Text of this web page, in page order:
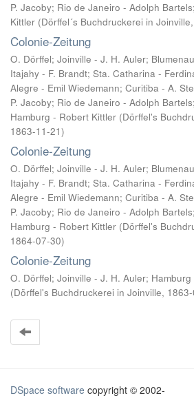
P. Jacoby; Rio de Janeiro - Adolph
Kittler (Dörffel´s Buchdruckerei in Joinville,
Colonie-Zeitung
O. Dörffel; Joinville - J. H. Auler;
Itajahy - F. Brandt; Sta. Catharina -
Alegre - Emil Wiedemann; Curitiba - A.
P. Jacoby; Rio de Janeiro - Adolph
Hamburg - Robert Kittler (Dörffel's
1863-11-21)
Colonie-Zeitung
O. Dörffel; Joinville - J. H. Auler;
Itajahy - F. Brandt; Sta. Catharina -
Alegre - Emil Wiedemann; Curitiba - A.
P. Jacoby; Rio de Janeiro - Adolph
Hamburg - Robert Kittler (Dörffel's
1864-07-30)
Colonie-Zeitung
O. Dörffel; Joinville - J. H. Auler;
(Dörffel's Buchdruckerei in Joinville,
DSpace software copyright © 2002-